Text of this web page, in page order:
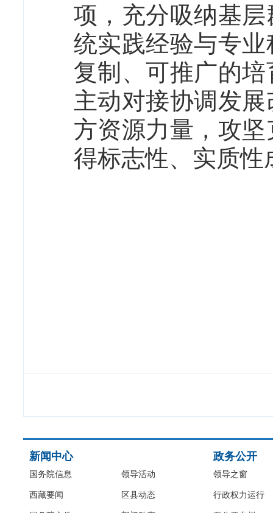
项，充分吸纳基
统实践经验与专
复制、可推广的
主动对接协调发
方资源力量，攻
得标志性、实质性
新闻中心
国务院信息
西藏要闻
领导活动
区县动态
政务公开
领导之窗
行政权力运行